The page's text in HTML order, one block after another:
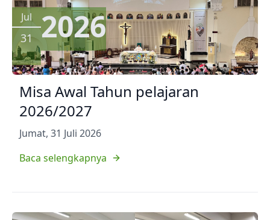
Jul
31 2026
Misa Awal Tahun pelajaran
2026/2027
Jumat, 31 Juli 2026
Baca selengkapnya